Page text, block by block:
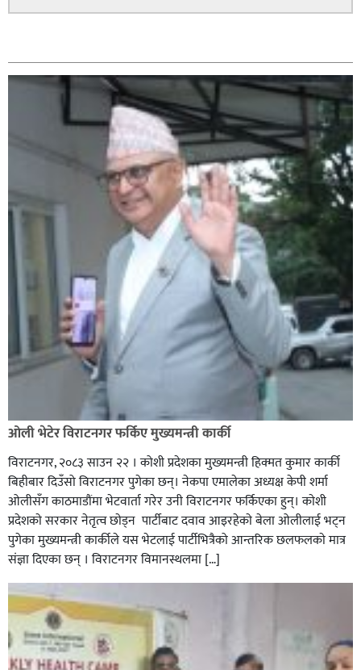
ओली भेटेर विराटनगर फर्किए मुख्यमन्त्री कार्की
विराटनगर, २०८३ साउन २२ । कोशी प्रदेशका मुख्यमन्त्री हिक्मत कुमार कार्की
बिहीबार दिउँसो विराटनगर पुगेका छन्। नेकपा एमालेका अध्यक्ष केपी शर्मा
ओलीसँग काठमाडौंमा भेटवार्ता गरेर उनी विराटनगर फर्किएका हुन्। काेशी
प्रदेशकाे सरकार नेतृत्व छाेड्न पार्टीबाट दवाव आइरहेकाे बेला ओलीलाई भट्न
पुगेका मुख्यमन्त्री कार्कीले यस भेटलाई पार्टीभित्रैको आन्तरिक छलफलकाे मात्र
संज्ञा दिएका छन् । विराटनगर विमानस्थलमा […]